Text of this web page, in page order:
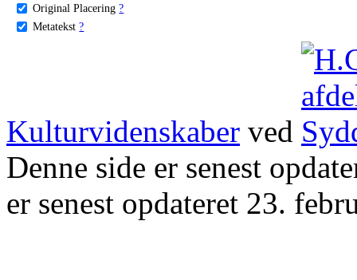
Original Placering ?
Metatekst ?
Kulturvidenskaber ved
Denne side er senest
er senest opdateret 23.